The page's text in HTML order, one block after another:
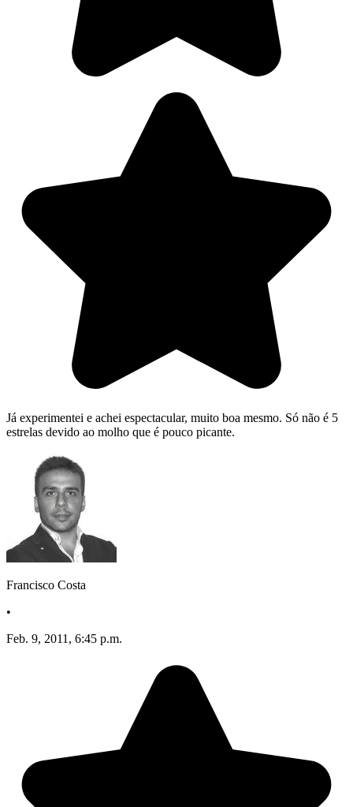
Já experimentei e achei espectacular, muito boa mesmo. Só não é 5
estrelas devido ao molho que é pouco picante.
Francisco Costa
•
Feb. 9, 2011, 6:45 p.m.